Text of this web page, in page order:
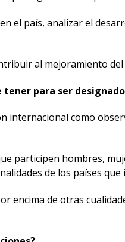
el país, analizar el
al mejoramiento
para ser
como
participen hombres,
de los países
encima de otras